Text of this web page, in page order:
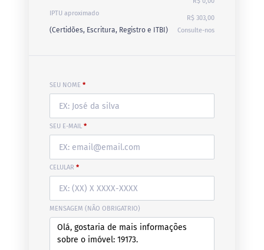
IPTU aproximado
R$ 303,00
(Certidões, Escritura, Registro e ITBI) Consulte-nos
SEU NOME *
SEU E-MAIL *
CELULAR *
MENSAGEM (NÃO OBRIGATRIO)